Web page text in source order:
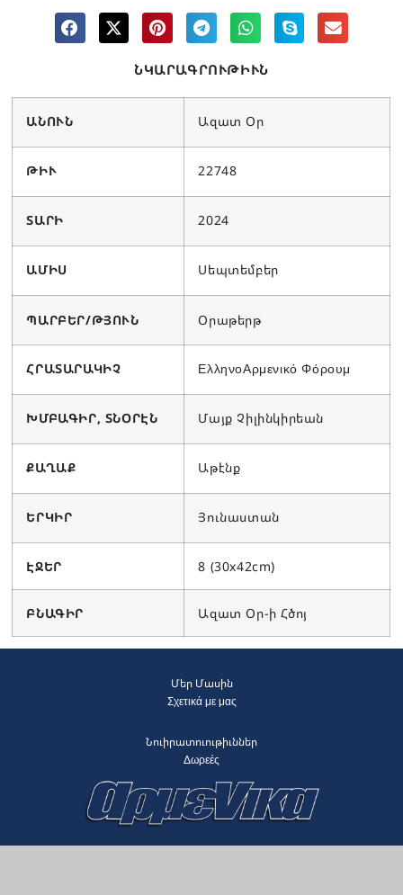
ՆԿԱՐԱԳՐՈՒԹԻՒՆ
ԱՆՈՒՆ Ազատ Օր
ԹԻՒ 22748
ՏԱՐԻ 2024
ԱՄԻՍ Սեպտեմբեր
ՊԱՐԲԵՐ/ԹՅՈՒՆ Օրաթերթ
ՀՐԱՏԱՐԱԿԻՉ ΕλληνοΑρμενικό Φόρουμ
ԽՄԲԱԳԻՐ, ՏՆՕՐԷՆ Մայք Չիլինկիրեան
ՔԱՂԱՔ Աթէնք
ԵՐԿԻՐ Յունաստան
ԷՋԵՐ 8 (30x42cm)
ԲՆԱԳԻՐ Ազատ Օր-ի Հծոյ
Մեր Մասին
Σχετικά με μας
Նուիրատուութիւններ
Δωρεές